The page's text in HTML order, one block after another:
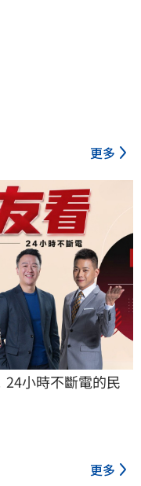
更多
小時不斷電的民
更多